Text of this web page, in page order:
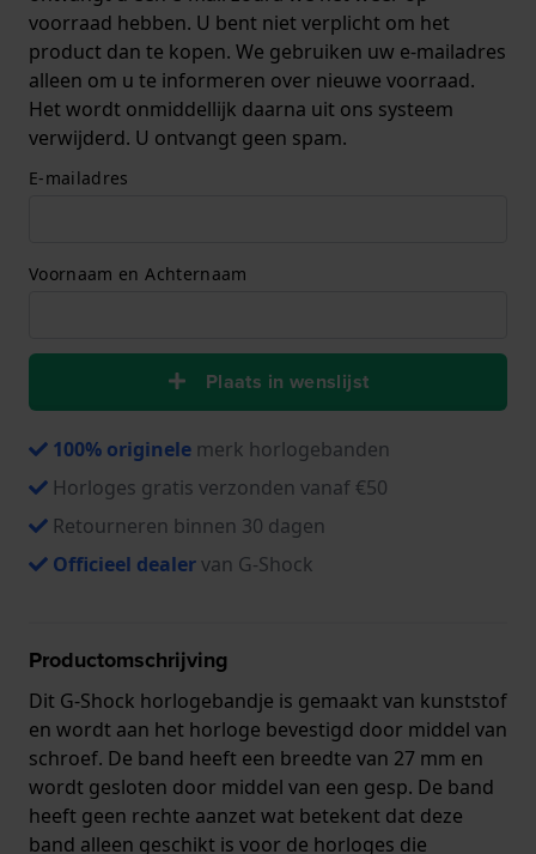
voorraad hebben. U bent niet verplicht om het
product dan te kopen. We gebruiken uw e-mailadres
alleen om u te informeren over nieuwe voorraad.
Het wordt onmiddellijk daarna uit ons systeem
verwijderd. U ontvangt geen spam.
E-mailadres
Voornaam en Achternaam
Plaats in wenslijst
100% originele merk horlogebanden
Horloges gratis verzonden vanaf €50
Retourneren binnen 30 dagen
Officieel dealervan G-Shock
Productomschrijving
Dit G-Shock horlogebandje is gemaakt van kunststof
en wordt aan het horloge bevestigd door middel van
schroef. De band heeft een breedte van 27 mm en
wordt gesloten door middel van een gesp. De band
heeft geen rechte aanzet wat betekent dat deze
band alleen geschikt is voor de horloges die